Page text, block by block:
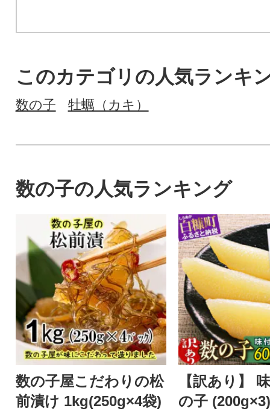
このカテゴリの人気ランキ
数の子 牡蠣（カキ）
数の子の人気ランキング
数の子屋こだわりの松
前漬け 1kg(250g×4袋)
【訳あり】
の子